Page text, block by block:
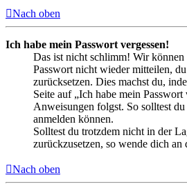
Nach oben
Ich habe mein Passwort vergessen!
Das ist nicht schlimm! Wir
Passwort nicht wieder mitteilen,
zurücksetzen. Dies machst du,
Seite auf „Ich habe mein
Anweisungen folgst. So solltest
anmelden können.
Solltest du trotzdem nicht in der
zurückzusetzen, so wende dich
Nach oben